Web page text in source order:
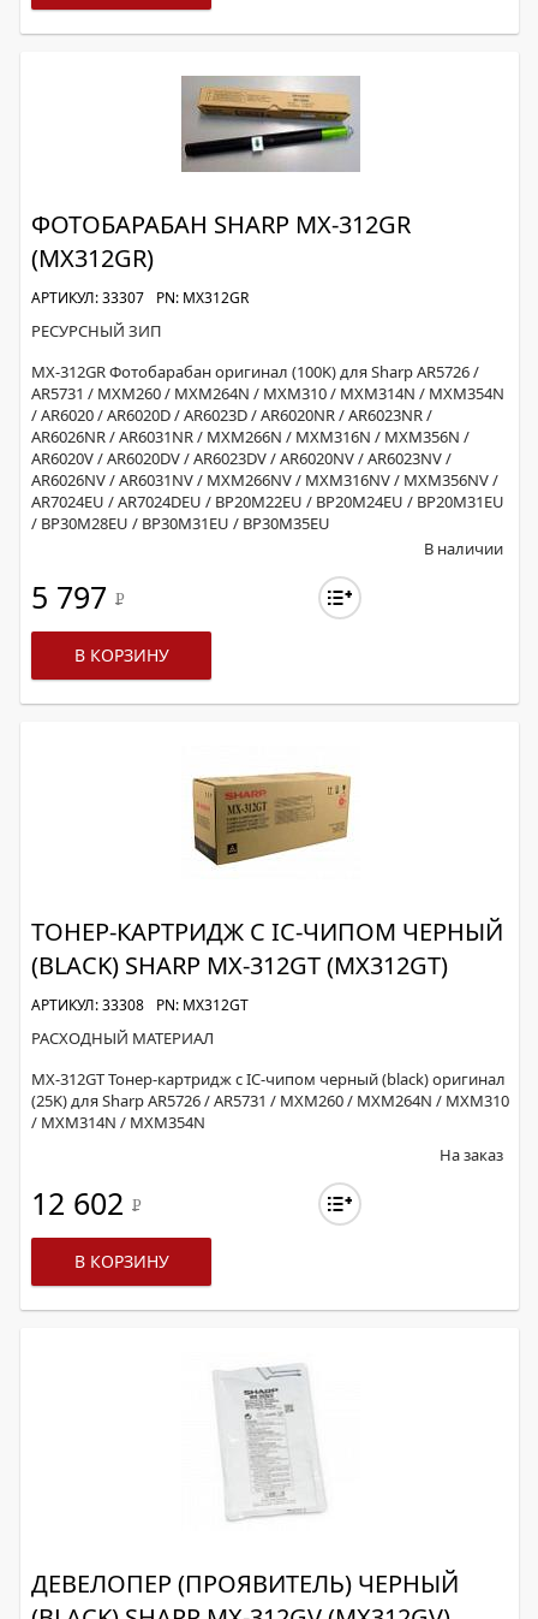
ФОТОБАРАБАН SHARP MX-312GR
(MX312GR)
АРТИКУЛ: 33307 PN: MX312GR
РЕСУРСНЫЙ ЗИП
MX-312GR Фотобарабан оригинал (100K) для Sharp AR5726 /
AR5731 / MXM260 / MXM264N / MXM310 / MXM314N / MXM354N
/ AR6020 / AR6020D / AR6023D / AR6020NR / AR6023NR /
AR6026NR / AR6031NR / MXM266N / MXM316N / MXM356N /
AR6020V / AR6020DV / AR6023DV / AR6020NV / AR6023NV /
AR6026NV / AR6031NV / MXM266NV / MXM316NV / MXM356NV /
AR7024EU / AR7024DEU / BP20M22EU / BP20M24EU / BP20M31EU
/ BP30M28EU / BP30M31EU / BP30M35EU
В наличии
5 797 Р
В КОРЗИНУ
ТОНЕР-КАРТРИДЖ С IC-ЧИПОМ ЧЕРНЫЙ
(BLACK) SHARP MX-312GT (MX312GT)
АРТИКУЛ: 33308 PN: MX312GT
РАСХОДНЫЙ МАТЕРИАЛ
MX-312GT Тонер-картридж с IC-чипом черный (black) оригинал
(25K) для Sharp AR5726 / AR5731 / MXM260 / MXM264N / MXM310
/ MXM314N / MXM354N
На заказ
12 602 Р
В КОРЗИНУ
ДЕВЕЛОПЕР (ПРОЯВИТЕЛЬ) ЧЕРНЫЙ